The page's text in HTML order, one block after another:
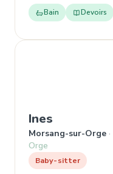
Bain Devoirs
Ines
Morsang-sur-Orge
Orge
Baby-sitter